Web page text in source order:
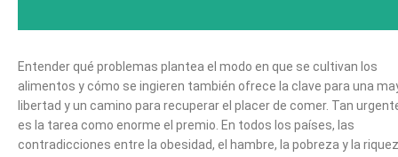
Entender qué problemas plantea el modo en que se cultivan los
alimentos y cómo se ingieren también ofrece la clave para una
libertad y un camino para recuperar el placer de comer. Tan
es la tarea como enorme el premio. En todos los países, las
contradicciones entre la obesidad, el hambre, la pobreza y la